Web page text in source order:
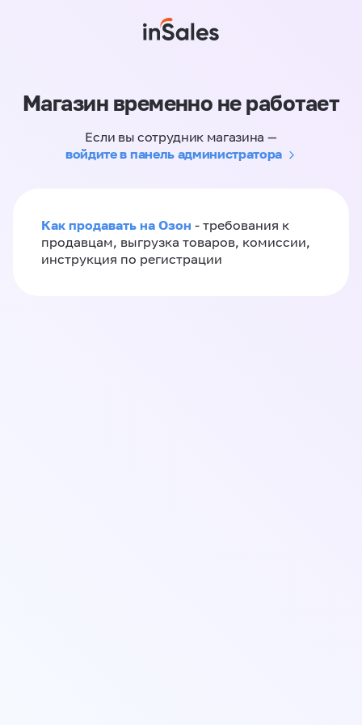
Магазин временно не работает
Если вы сотрудник магазина —
войдите в панель администратора
Как продавать на Озон - требования к
продавцам, выгрузка товаров, комиссии,
инструкция по регистрации